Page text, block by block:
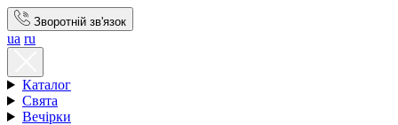
Зворотній зв'язок
ua ru
Каталог
Свята
Вечірки